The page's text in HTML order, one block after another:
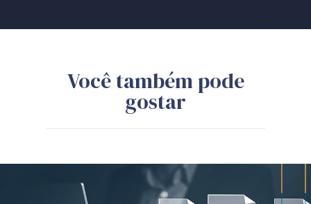
Você também pode
gostar